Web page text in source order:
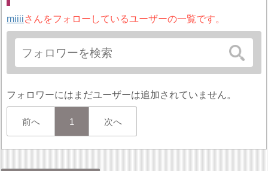
miiiiさんをフォローしているユーザーの一覧です。
フォロワーにはまだユーザーは追加されていません。
前へ 1 次へ